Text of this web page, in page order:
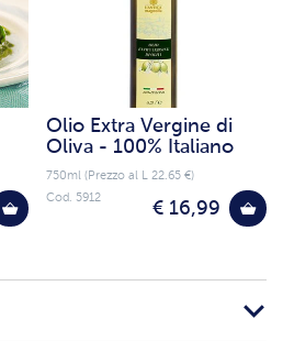
Olio Extra Vergine di
Oliva - 100% Italiano
750ml (Prezzo al L 22.65 €)
€ 16,99
Cod. 5912